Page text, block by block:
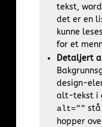
tekst,
det er en
kunne
for et
Detaljert
design-
alt-tekst i
alt="" stå
hopper